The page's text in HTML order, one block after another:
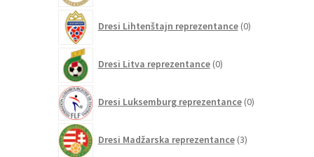
Dresi Lihtenštajn reprezentance 0izdelkov
Dresi Litva reprezentance 0izdelkov
Dresi Luksemburg reprezentance 0izdelkov
Dresi Madžarska reprezentance 3izdelki